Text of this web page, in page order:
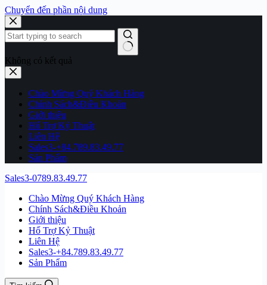
Chuyển đến phần nội dung
Không có kết quả
Chào Mừng Quý Khách Hàng
Chính Sách&Điều Khoản
Giới thiệu
Hổ Trợ Kỷ Thuật
Liên Hệ
Sales3-+84.789.83.49.77
Sản Phẩm
Sales3-0789.83.49.77
Chào Mừng Quý Khách Hàng
Chính Sách&Điều Khoản
Giới thiệu
Hổ Trợ Kỷ Thuật
Liên Hệ
Sales3-+84.789.83.49.77
Sản Phẩm